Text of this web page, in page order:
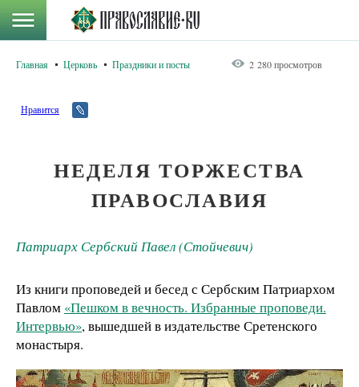
Главная Церковь Праздники и посты 2 280 просмотров
Нравится
НЕДЕЛЯ ТОРЖЕСТВА
ПРАВОСЛАВИЯ
Патриарх Сербский Павел (Стойчевич)
Из книги проповедей и бесед с Сербским Патриархом
Павлом «Пешком в вечность. Избранные проповеди.
Интервью», вышедшей в издательстве Сретенского
монастыря.